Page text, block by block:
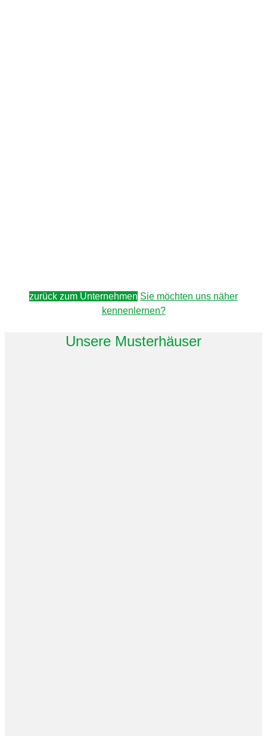
zurück zum Unternehmen Sie möchten uns näher
kennenlernen?
Unsere Musterhäuser